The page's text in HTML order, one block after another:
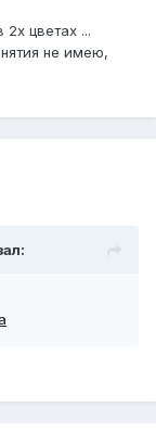
цветах ...
не имею,